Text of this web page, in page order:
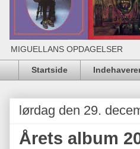
MIGUELLANS OPDAGELSER
Startside
lørdag den 29.
Årets album